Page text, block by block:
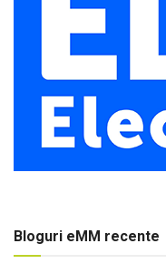
Bloguri eMM recente